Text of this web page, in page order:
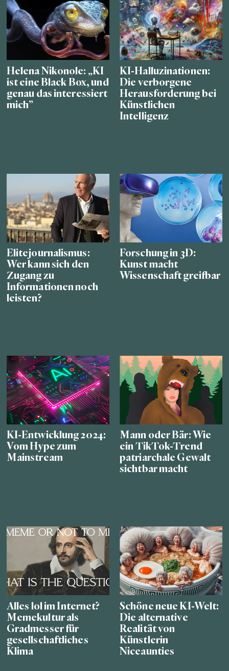
Helena Nikonole: „KI
ist eine Black Box, und
genau das interessiert
mich”
KI-Halluzinationen:
Die verborgene
Herausforderung bei
Künstlichen
Intelligenz
Elitejournalismus:
Wer kann sich den
Zugang zu
Informationen noch
leisten?
Forschung in 3D:
Kunst macht
Wissenschaft greifbar
KI-Entwicklung 2024:
Vom Hype zum
Mainstream
Mann oder Bär: Wie
ein TikTok-Trend
patriarchale Gewalt
sichtbar macht
Alles lol im Internet?
Memekultur als
Gradmesser für
gesellschaftliches
Klima
Schöne neue KI-Welt:
Die alternative
Realität von
Künstlerin
Niceaunties